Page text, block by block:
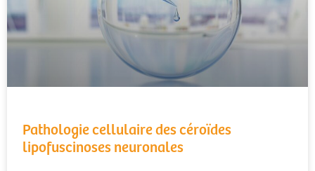
Pathologie cellulaire des céroïdes
lipofuscinoses neuronales